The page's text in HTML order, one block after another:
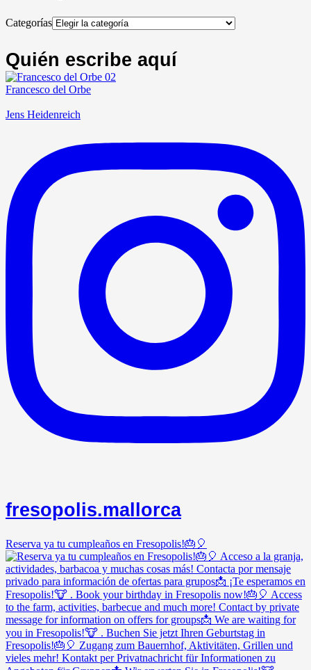
Categorías
Quién escribe aquí
Francesco del Orbe
Jens Heidenreich
fresopolis.mallorca
Reserva ya tu cumpleaños en Fresopolis!🎂🎈